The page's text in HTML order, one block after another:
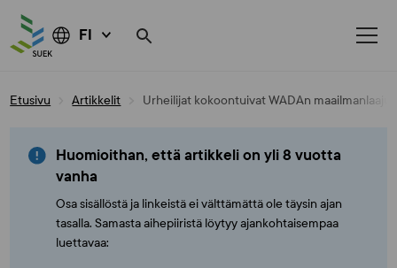
FI
Etusivu Artikkelit Urheilijat kokoontuivat WADAn
Huomioithan, että artikkeli on yli 8 vuotta
vanha
Osa sisällöstä ja linkeistä ei välttämättä ole täysin ajan
tasalla. Samasta aihepiiristä löytyy ajankohtaisempaa
luettavaa: